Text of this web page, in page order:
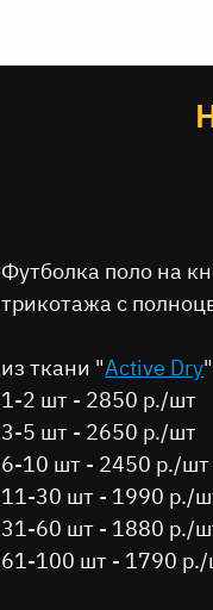
Футболка поло на
трикотажа с
из ткани "Active Dry
1-2 шт - 2850 р./шт
3-5 шт - 2650 р./шт
6-10 шт - 2450 р./шт
11-30 шт - 1990 р./
31-60 шт - 1880 р./
61-100 шт - 1790